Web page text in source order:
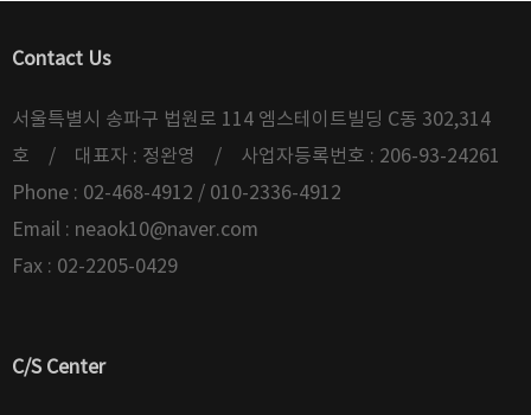
Contact Us
서울특별시 송파구 법원로 114 엠스테이트빌딩 C동 302,314
호 / 대표자 : 정완영 / 사업자등록번호 : 206-93-24261
Phone : 02-468-4912 / 010-2336-4912
Email : neaok10@naver.com
Fax : 02-2205-0429
C/S Center